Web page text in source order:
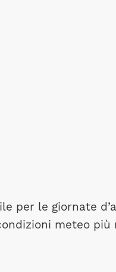
per le giornate
meteo